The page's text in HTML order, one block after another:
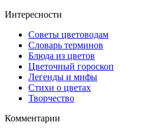
Интересности
Советы цветоводам
Словарь терминов
Блюда из цветов
Цветочный гороскоп
Легенды и мифы
Стихи о цветах
Творчество
Комментарии